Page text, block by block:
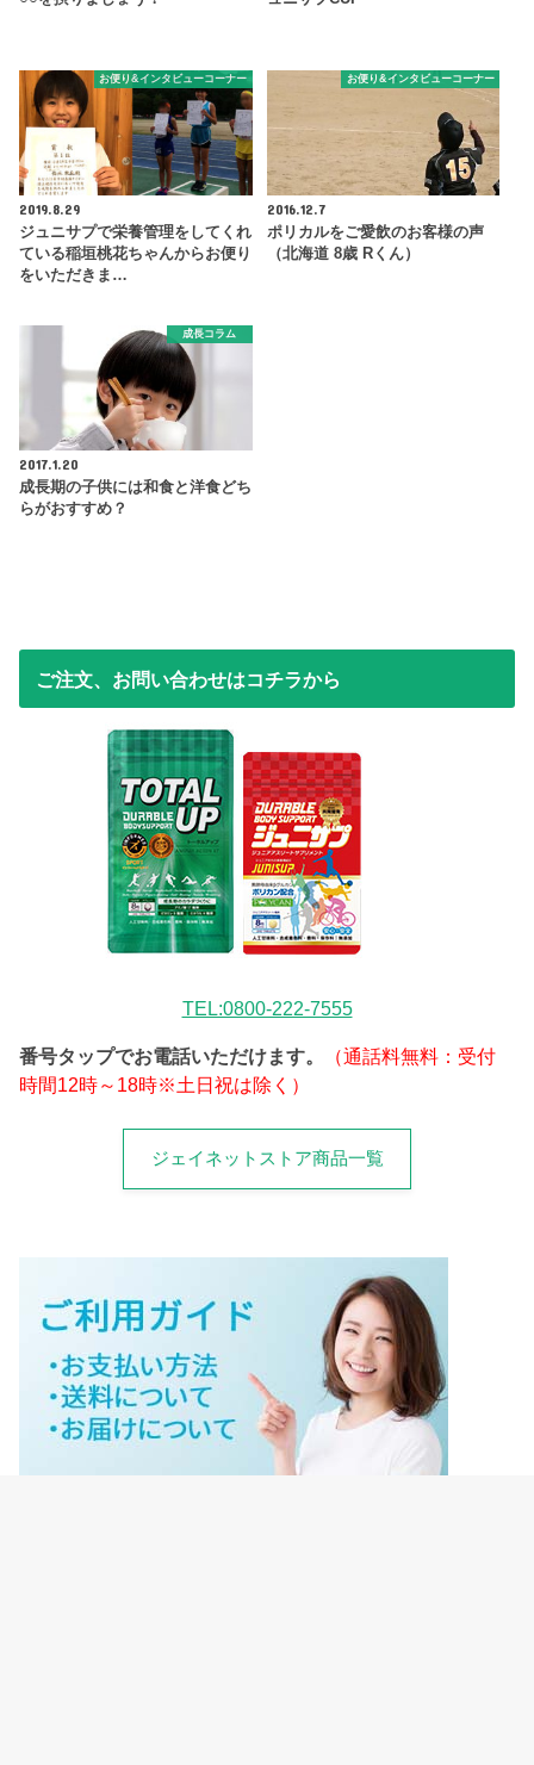
お便り&インタビューコーナー
2019.8.29
ジュニサプで栄養管理をしてくれ
ている稲垣桃花ちゃんからお便り
をいただきま…
お便り&インタビューコーナー
2016.12.7
ポリカルをご愛飲のお客様の声
（北海道 8歳 Rくん）
成長コラム
2017.1.20
成長期の子供には和食と洋食どち
らがおすすめ？
ご注文、お問い合わせはコチラから
TEL:0800-222-7555
番号タップでお電話いただけます。
（通話料無料：受付
時間12時～18時※土日祝は除く）
ジェイネットストア商品一覧